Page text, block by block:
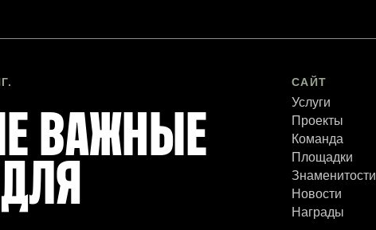
ВАЖНЫЕ
САЙТ
Услуги
Проекты
Команда
Площадки
Знаменитости
Новости
Награды